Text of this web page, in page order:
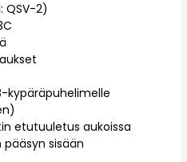
QSV-2)
kypäräpuhelimelle
etutuuletus aukoissa
sisään